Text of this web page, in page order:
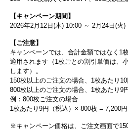
【キャンペーン期間】
2026年2月12日(木) 10:00 ～ 2月24日(火)
【ご注意】
キャンペーンでは、合計金額ではなく1
適用されます（1枚ごとの割引単価は、
します）。
150枚以上のご注文の場合、1枚あたり10
800枚以上のご注文の場合、1枚あたり9
例：800枚ご注文の場合
1枚あたり9円（税込）× 800枚 = 7,200円
※キャンペーン価格は、ご注文画面で